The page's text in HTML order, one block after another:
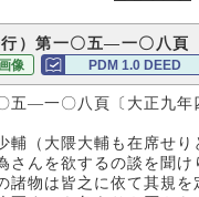
行）第一〇五―一〇八頁
像 PDM 1.0 DEED
五―一〇八頁〔大正九年
輔（大隈大輔も在席せ
さんを欲するの談を聞
諸物は皆之に依て其規